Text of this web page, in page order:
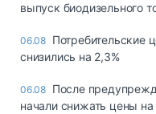
выпуск биодизельного
06.08 Потребительские
снизились на 2,3%
06.08 После
начали снижать цены на